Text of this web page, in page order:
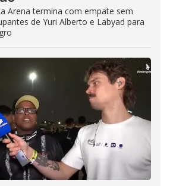
Arena termina com empate sem
de Yuri Alberto e Labyad para